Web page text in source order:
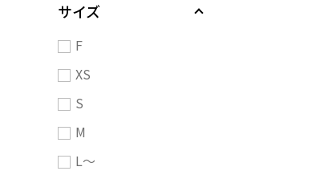
サイズ
F
XS
S
M
L～